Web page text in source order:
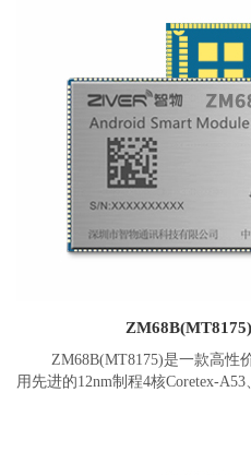
同时使用，可采用高阶的H265、
频内容进行编码，高阶的H265、
画质视频内容
模块板载内存为可高达8G
存储，默认搭载Android 13或以上
双频WIFI (可选支持WIFI6)、蓝
理、充放电等。提供丰富数据接
DP、HDMI、Touch、
USB3.1x1)、UARTx4、I2Cx6
Keypad、
ZM68B(MT8175)是一款高性
用先进的12nm制程4核Coretex-